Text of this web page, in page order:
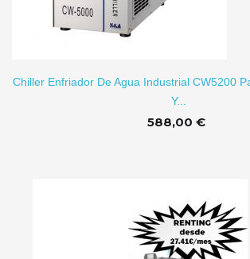
Chiller Enfriador De Agua Industrial CW5200
Y...
588,00 €